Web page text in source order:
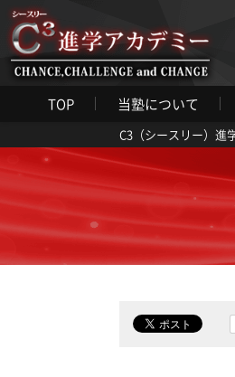
TOP 当塾について
C3（シースリー）進